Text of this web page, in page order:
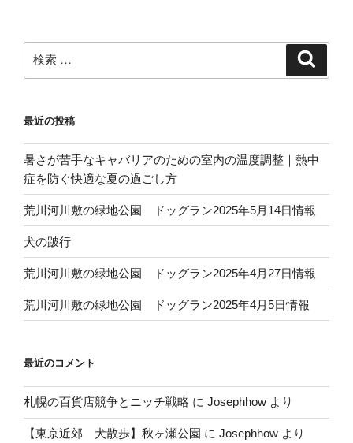
ン
索:
最近の投稿
暑さが苦手なキャバリアのための室内の温度調整｜熱中
症を防ぐ快適な夏の過ごし方
荒川河川敷の緑地公園 ドッグラン2025年5月14日情報
犬の跛行
荒川河川敷の緑地公園 ドッグラン2025年4月27日情報
荒川河川敷の緑地公園 ドッグラン2025年4月5日情報
最近のコメント
札幌の百貨店競争とニッチ戦略 に Josephhow より
【東京近郊 犬散歩】秋ヶ瀬公園 に Josephhow より